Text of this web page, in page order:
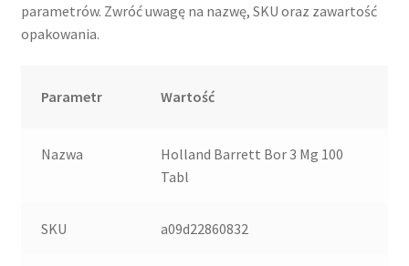
parametrów. Zwróć uwagę na nazwę, SKU oraz zawartość
opakowania.
Parametr Wartość
Nazwa
Holland Barrett Bor 3 Mg 100
Tabl
SKU a09d22860832